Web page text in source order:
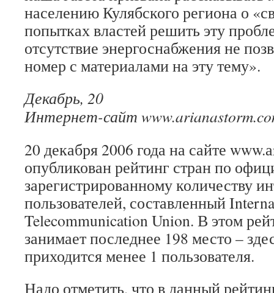
населению Кулябского региона о
попытках властей решить эту
отсутствие энергоснабжения не
номер с материалами на эту тему».
Декабрь, 20
Интернет-сайт
20 декабря 2006 года на сайте
опубликован рейтинг стран по
зарегистрированному количеству
пользователей, составленный
Telecommunication Union. В этом
занимает последнее 198 место –
приходится менее 1 пользователя.
Надо отметить, что в данный